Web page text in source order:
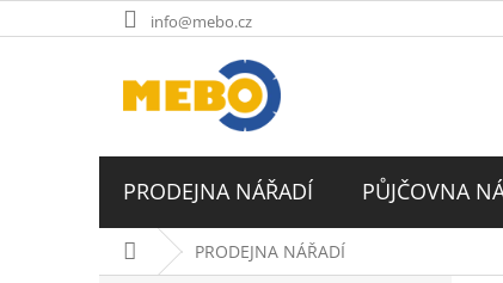
na
info@mebo.cz
PRODEJNA NÁŘADÍ PŮJČOVNA
Domů PRODEJNA NÁŘADÍ